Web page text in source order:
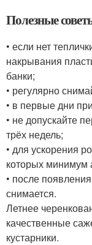
Полезные
• если нет
накрывания
банки;
• регулярно
• в первые дни
• не допускайте
трёх недель;
• для ускорения
которых минимум
• после
снимается.
Летнее
качественные
кустарники.